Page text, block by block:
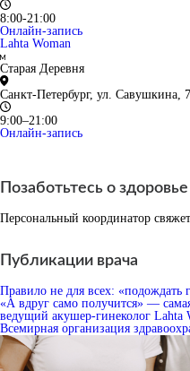
8:00-21:00
Онлайн-запись
Lahta Woman
Старая Деревня
Санкт-Петербург, ул. Савушкина,
9:00–21:00
Онлайн-запись
Позаботьтесь о
Персональный координатор
Публикации врача
Правило не для всех: «подождать
«А вдруг само получится» —
ведущий акушер-гинеколог Lahta
Всемирная организация